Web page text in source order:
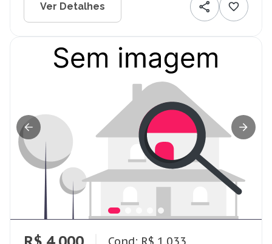
Ver Detalhes
Cond: R$ 1.033